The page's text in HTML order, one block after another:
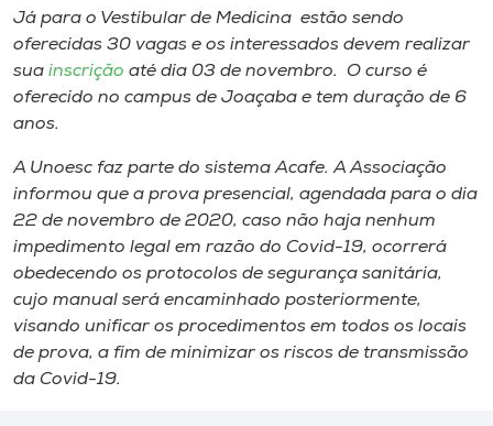
Já para o Vestibular de Medicina estão sendo
oferecidas 30 vagas e os interessados devem realizar
sua inscrição até dia 03 de novembro. O curso é
oferecido no campus de Joaçaba e tem duração de 6
anos.
A Unoesc faz parte do sistema Acafe. A Associação
informou que a prova presencial, agendada para o dia
22 de novembro de 2020, caso não haja nenhum
impedimento legal em razão do Covid-19, ocorrerá
obedecendo os protocolos de segurança sanitária,
cujo manual será encaminhado posteriormente,
visando unificar os procedimentos em todos os locais
de prova, a fim de minimizar os riscos de transmissão
da Covid-19.